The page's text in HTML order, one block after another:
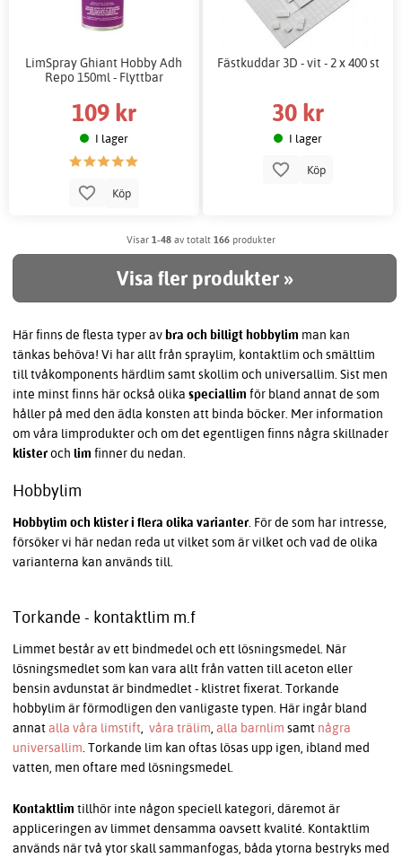
LimSpray Ghiant Hobby Adh
Repo 150ml - Flyttbar
109 kr
I lager
Köp
Fästkuddar 3D - vit - 2 x 400 st
30 kr
I lager
Köp
Visar 1-48 av totalt 166 produkter
Visa fler produkter »
Här finns de flesta typer av bra och billigt hobbylim man kan
tänkas behöva! Vi har allt från spraylim, kontaktlim och smältlim
till tvåkomponents härdlim samt skollim och universallim. Sist men
inte minst finns här också olika speciallim för bland annat de som
håller på med den ädla konsten att binda böcker. Mer information
om våra limprodukter och om det egentligen finns några skillnader
klisteroch lim finner du nedan.
Hobbylim
Hobbylim och klister i flera olika varianter. För de som har intresse,
försöker vi här nedan reda ut vilket som är vilket och vad de olika
varianterna kan används till.
Torkande - kontaktlim m.f
Limmet består av ett bindmedel och ett lösningsmedel. När
lösningsmedlet som kan vara allt från vatten till aceton eller
bensin avdunstat är bindmedlet - klistret fixerat. Torkande
hobbylim är förmodligen den vanligaste typen. Här ingår bland
annatalla våra limstift, våra trälim, alla barnlim samt några
universallim. Torkande lim kan oftas lösas upp igen, ibland med
vatten, men oftare med lösningsmedel.
Kontaktlim tillhör inte någon speciell kategori, däremot är
appliceringen av limmet densamma oavsett kvalité. Kontaktlim
används när två ytor skall sammanfogas, båda ytorna bestryks med